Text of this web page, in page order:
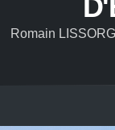
Romain